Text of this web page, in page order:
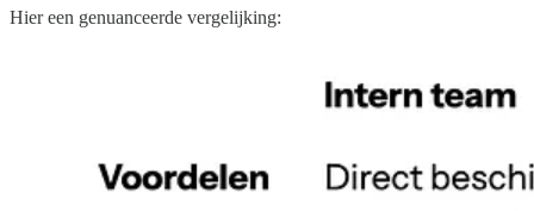
Hier een genuanceerde vergelijking: